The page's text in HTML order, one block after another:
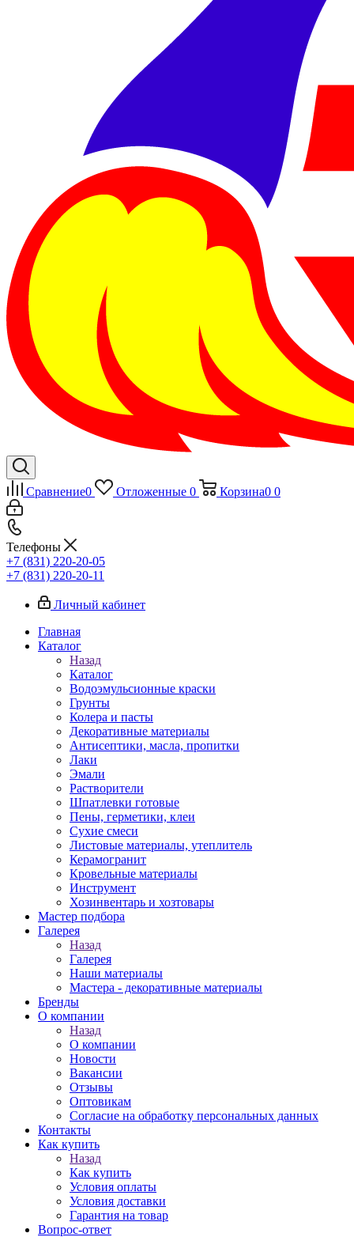
Сравнение0 Отложенные 0 Корзина0 0
Телефоны
+7 (831) 220-20-05
+7 (831) 220-20-11
Личный кабинет
Главная
Каталог
Назад
Каталог
Водоэмульсионные краски
Грунты
Колера и пасты
Декоративные материалы
Антисептики, масла, пропитки
Лаки
Эмали
Растворители
Шпатлевки готовые
Пены, герметики, клеи
Сухие смеси
Листовые материалы, утеплитель
Керамогранит
Кровельные материалы
Инструмент
Хозинвентарь и хозтовары
Мастер подбора
Галерея
Назад
Галерея
Наши материалы
Мастера - декоративные материалы
Бренды
О компании
Назад
О компании
Новости
Вакансии
Отзывы
Оптовикам
Cогласие на обработку персональных данных
Контакты
Как купить
Назад
Как купить
Условия оплаты
Условия доставки
Гарантия на товар
Вопрос-ответ